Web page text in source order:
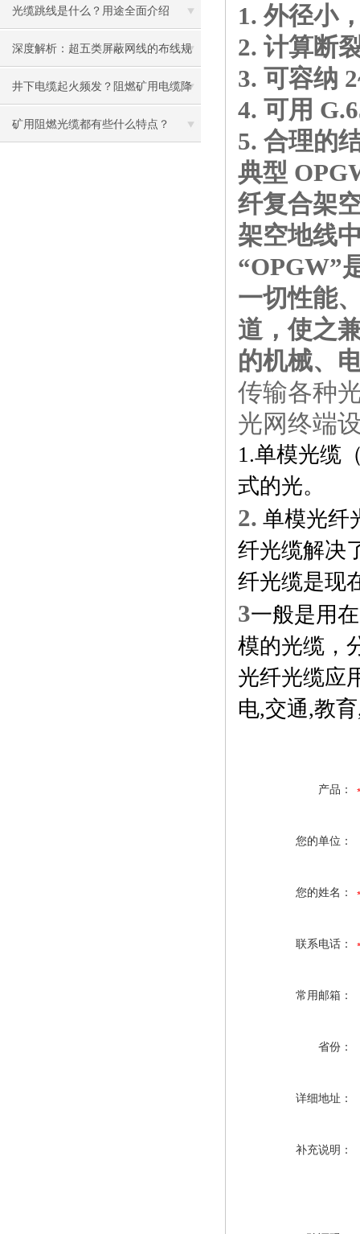
点用途说明
光缆跳线是什么？用途全面介绍
深度解析：超五类屏蔽网线的布线规
范与注意事项
井下电缆起火频发？阻燃矿用电缆降
低瓦斯爆炸风险
矿用阻燃光缆都有些什么特点？
1. 外径小
2. 计算断
3. 可容纳
4. 可用
5. 合理的
典型
纤复合架
架空地线
“OPGW”
一切性能
道，使之
的机械、
传输各种
光网终端
1.单模光缆
式的光。
2. 单模光纤
纤光缆解决
纤光缆是现
3一般是用
模的光缆，
光纤光缆应
电,交通,教
产品：
您的单位：
您的姓名：
联系电话：
常用邮箱：
省份：
详细地址：
补充说明：